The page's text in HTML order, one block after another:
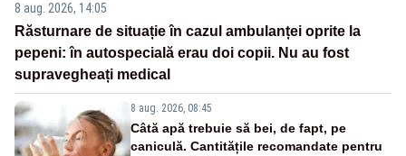
8 aug. 2026, 14:05
Răsturnare de situație în cazul ambulanței oprite la
pepeni: în autospecială erau doi copii. Nu au fost
supravegheați medical
8 aug. 2026, 08:45
Câtă apă trebuie să bei, de fapt, pe
caniculă. Cantitățile recomandate pentru